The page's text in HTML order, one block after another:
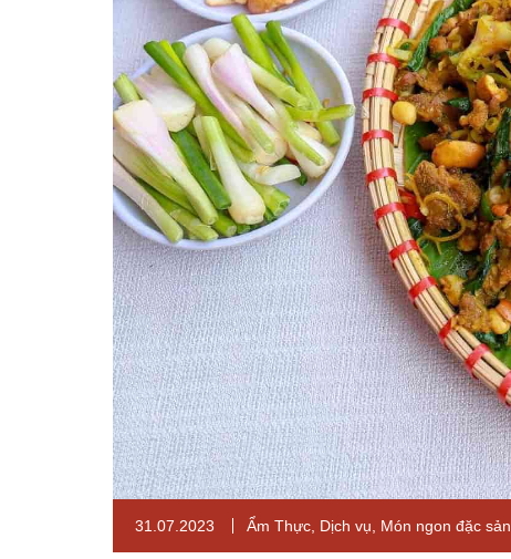
31.07.2023 Ẩm Thực Dịch vụ Món ngon đặc sản